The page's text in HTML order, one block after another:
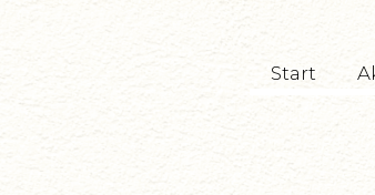
Start